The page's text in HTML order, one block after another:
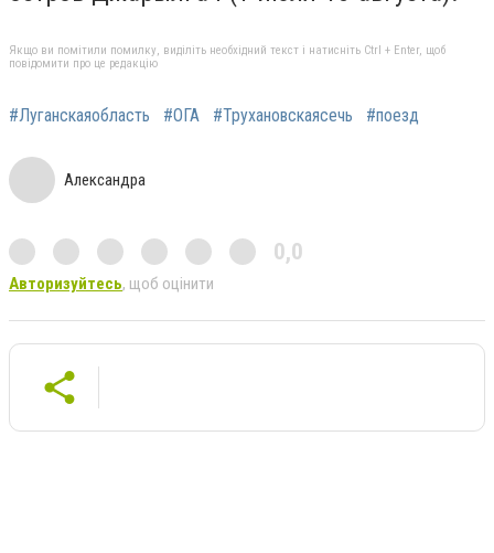
Якщо ви помітили помилку, виділіть необхідний текст і натисніть Ctrl + Enter, щоб
повідомити про це редакцію
#Луганскаяобласть #ОГА #Трухановскаясечь #поезд
Александра
0,0
Авторизуйтесь, щоб оцінити